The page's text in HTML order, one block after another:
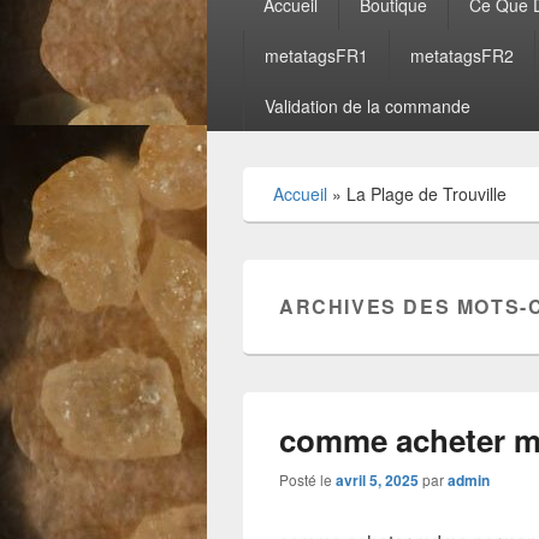
principal
metatagsFR1 metatagsFR2
Validation de la commande
Accueil » La Plage de Trouville
ARCHIVES DES MOTS-
comme acheter
Posté le avril 5, 2025paradmin